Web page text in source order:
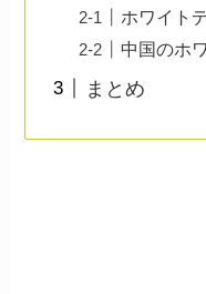
ホワイト
中国のホ
まとめ